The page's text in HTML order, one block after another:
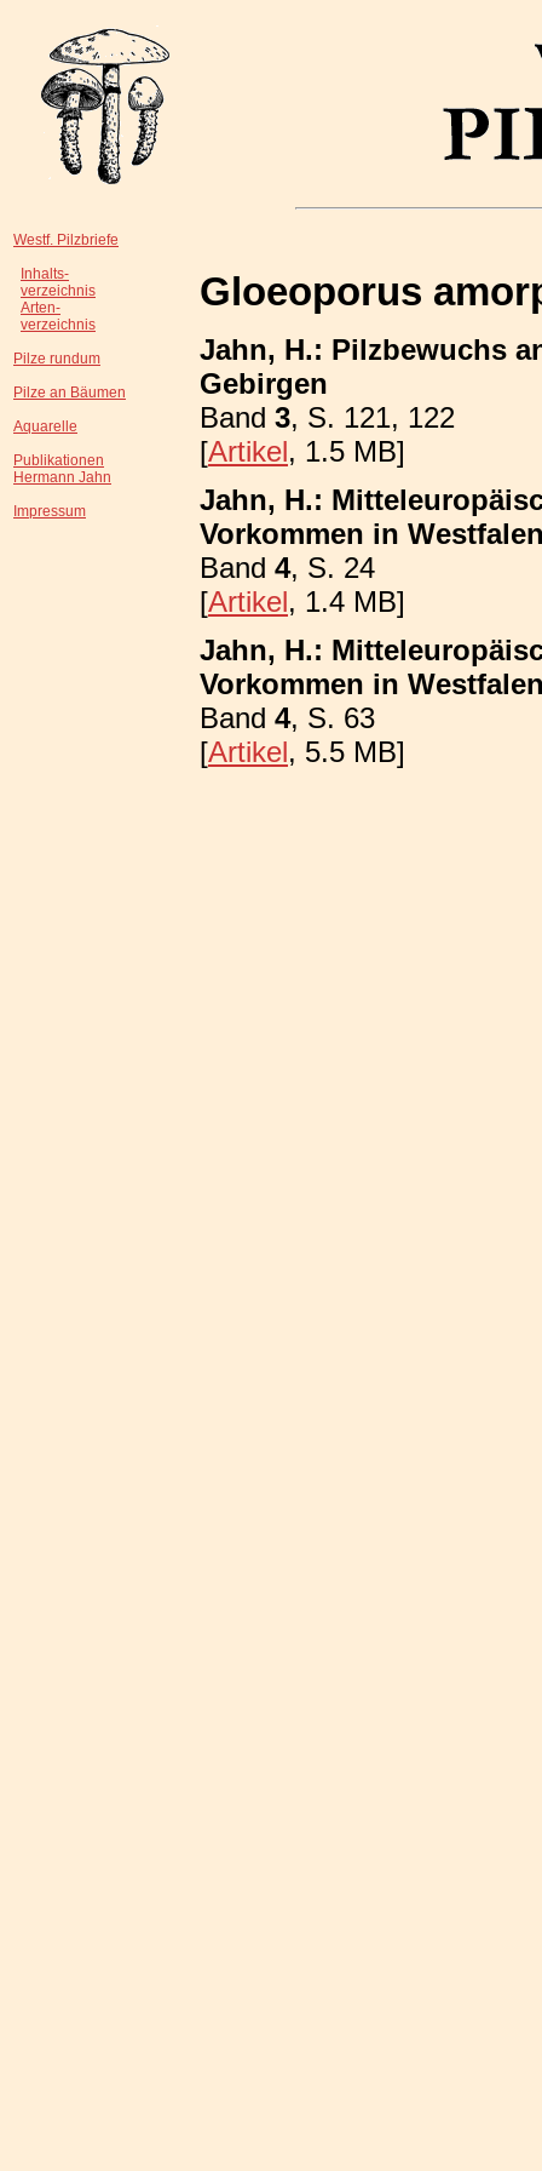
Westf. Pilzbriefe
Inhalts-
verzeichnis
Arten-
verzeichnis
Pilze rundum
Pilze an Bäumen
Aquarelle
Publikationen
Hermann Jahn
Impressum
Gloeoporus
Jahn, H.: Pilzbewuchs
Gebirgen
Band 3, S. 121, 122
[Artikel, 1.5 MB]
Jahn, H.:
Vorkommen in
Band 4, S. 24
[Artikel, 1.4 MB]
Jahn, H.:
Vorkommen in
Band 4, S. 63
[Artikel, 5.5 MB]